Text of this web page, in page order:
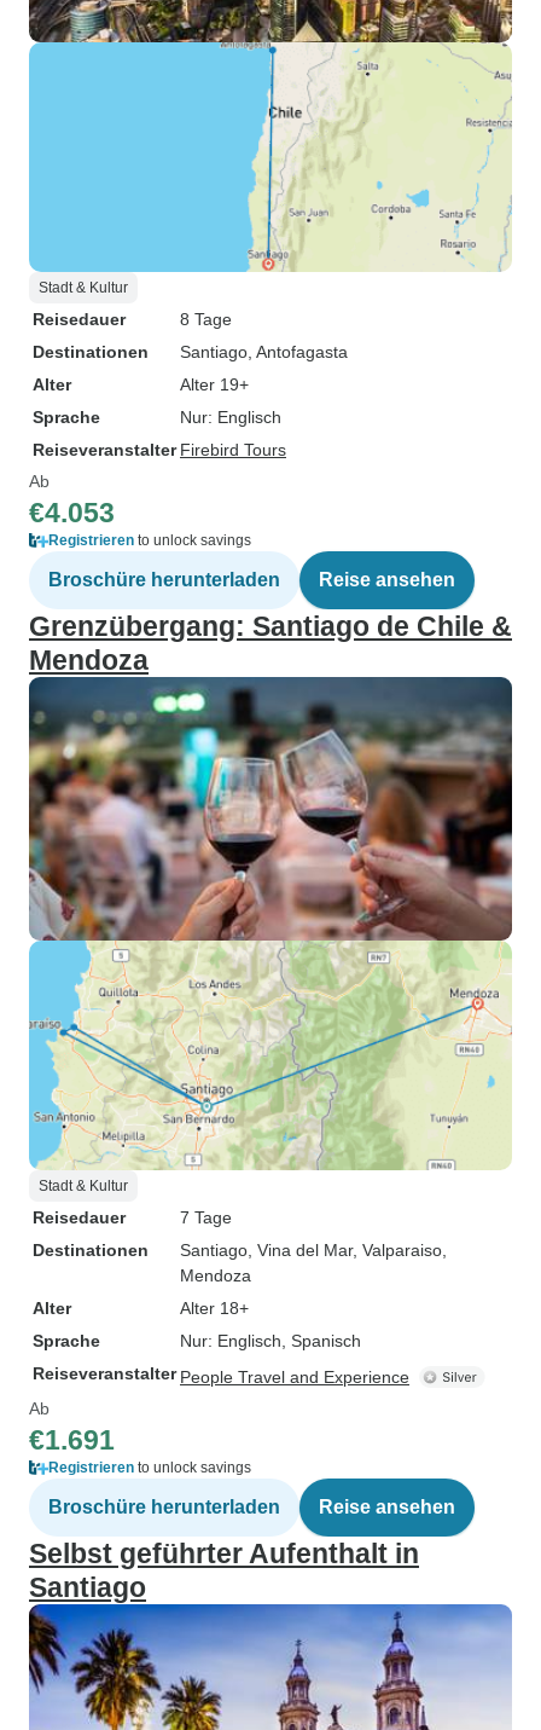
Stadt & Kultur
Reisedauer
8 Tage
Destinationen
Santiago , Antofagasta
Alter
Alter 19+
Sprache
Nur: Englisch
Reiseveranstalter Firebird Tours
Ab
€4.053
Registrieren to unlock savings
Broschüre herunterladen Reise ansehen
Grenzübergang: Santiago de Chile &
Mendoza
Stadt & Kultur
Reisedauer
7 Tage
Destinationen
Santiago , Vina del Mar, Valparaiso
Mendoza
Alter
Alter 18+
Sprache
Nur: Englisch, Spanisch
Reiseveranstalter People Travel and Experience
Ab
€1.691
Registrieren to unlock savings
Broschüre herunterladen Reise ansehen
Selbst geführter Aufenthalt in
Santiago